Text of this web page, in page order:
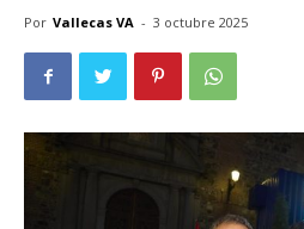
Por Vallecas VA - 3 octubre 2025